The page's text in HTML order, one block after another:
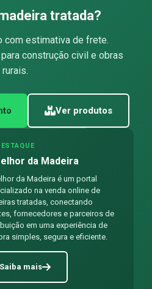
tratada?
com estimativa de frete.
construção civil e obras
rurais.
Ver produtos
da Madeira
da Madeira é um portal
na venda online de
tratadas, conectando
fornecedores e parceiros de
em uma experiência de
simples, segura e eficiente.
Saiba mais